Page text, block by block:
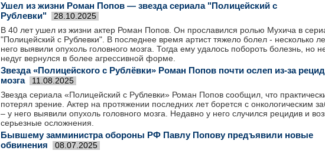
Ушел из жизни Роман Попов — звезда сериала "Полицейский с
Рублевки"
28.10.2025
В 40 лет ушел из жизни актер Роман Попов. Он прославился ролью Мухича в
"Полицейский с Рублевки". В последнее время артист тяжело болел - несколько
него выявили опухоль головного мозга. Тогда ему удалось побороть болезнь, но
недуг вернулся в более агрессивной форме.
Звезда «Полицейского с Рублёвки» Роман Попов почти ослеп из-за
мозга
11.08.2025
Звезда сериала «Полицейский с Рублевки» Роман Попов сообщил, что
потерял зрение. Актер на протяжении последних лет борется с онкологическим
– у него выявили опухоль головного мозга. Недавно у него случился рецидив и
серьезные осложнения.
Бывшему замминистра обороны РФ Павлу Попову предъявили новые
обвинения
08.07.2025